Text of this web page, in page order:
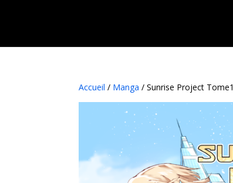
Accueil / Manga / Sunrise Project Tome1